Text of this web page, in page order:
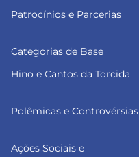
Patrocínios e Parcerias
Categorias de Base
Hino e Cantos da Torcida
Polêmicas e Controvérsias
Ações Sociais e